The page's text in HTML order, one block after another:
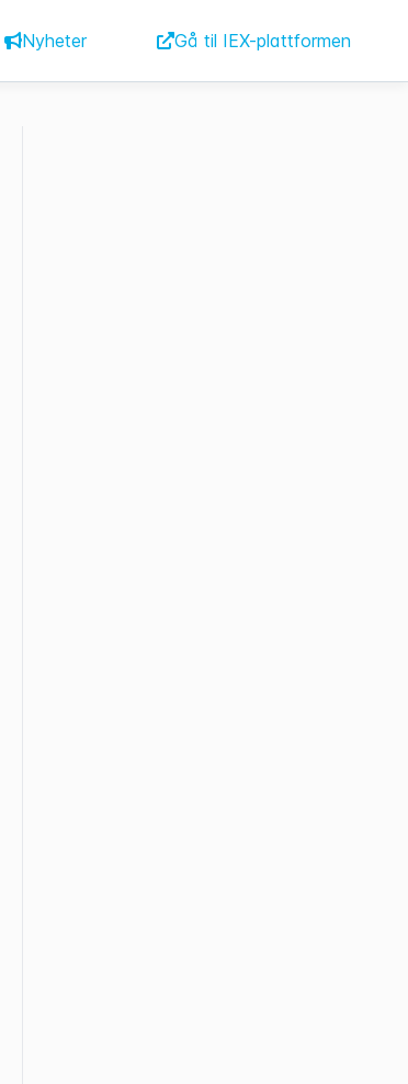
Nyheter Gå til IEX-plattformen